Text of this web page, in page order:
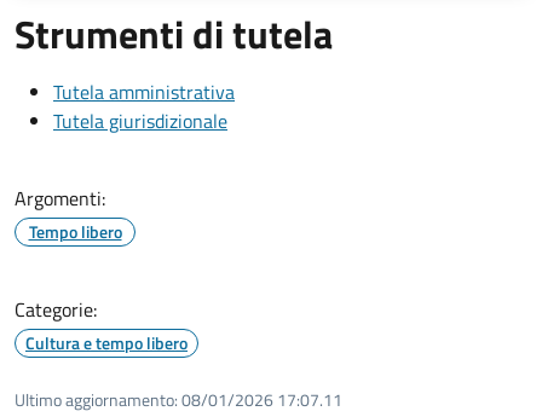
Strumenti di tutela
Tutela amministrativa
Tutela giurisdizionale
Argomenti:
Tempo libero
Categorie:
Cultura e tempo libero
Ultimo aggiornamento:08/01/2026 17:07.11